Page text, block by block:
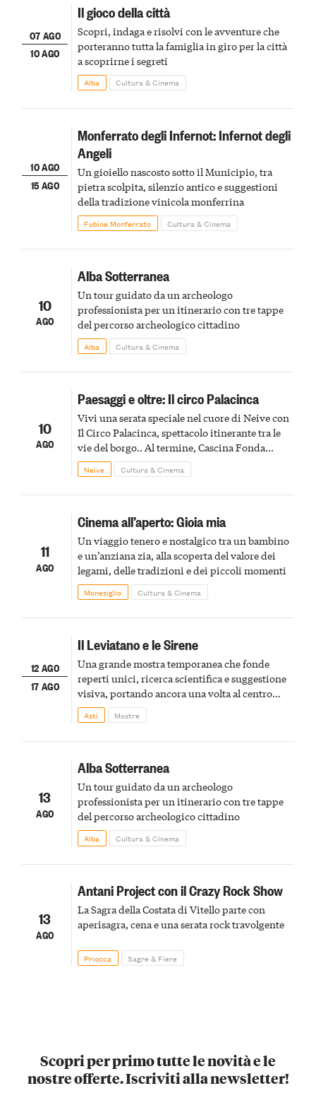
07 AGO
10 AGO
Il gioco della città
Scopri, indaga e risolvi con le avventure che
porteranno tutta la famiglia in giro per la città
a scoprirne i segreti
Alba Cultura & Cinema
10 AGO
15 AGO
Monferrato degli Infernot: Infernot degli
Angeli
Un gioiello nascosto sotto il Municipio, tra
pietra scolpita, silenzio antico e suggestioni
della tradizione vinicola monferrina
Fubine Monferrato Cultura & Cinema
10
AGO
Alba Sotterranea
Un tour guidato da un archeologo
professionista per un itinerario con tre tappe
del percorso archeologico cittadino
Alba Cultura & Cinema
10
AGO
Paesaggi e oltre: Il circo Palacinca
Vivi una serata speciale nel cuore di Neive con
Il Circo Palacinca, spettacolo itinerante tra le
vie del borgo.. Al termine, Cascina Fonda
Winery offrirà una degustazione di due
spumanti.
Neive Cultura & Cinema
11
AGO
Cinema all’aperto: Gioia mia
Un viaggio tenero e nostalgico tra un bambino
e un’anziana zia, alla scoperta del valore dei
legami, delle tradizioni e dei piccoli momenti
Monesiglio Cultura & Cinema
12 AGO
17 AGO
Il Leviatano e le Sirene
Una grande mostra temporanea che fonde
reperti unici, ricerca scientifica e suggestione
visiva, portando ancora una volta al centro
della scena le meraviglie del passato astigiano
Asti Mostre
13
AGO
Alba Sotterranea
Un tour guidato da un archeologo
professionista per un itinerario con tre tappe
del percorso archeologico cittadino
Alba Cultura & Cinema
13
AGO
Antani Project con il Crazy Rock Show
La Sagra della Costata di Vitello parte con
aperisagra, cena e una serata rock travolgente
Priocca Sagre & Fiere
Scopri per primo tutte le novità e le
nostre offerte. Iscriviti alla newsletter!